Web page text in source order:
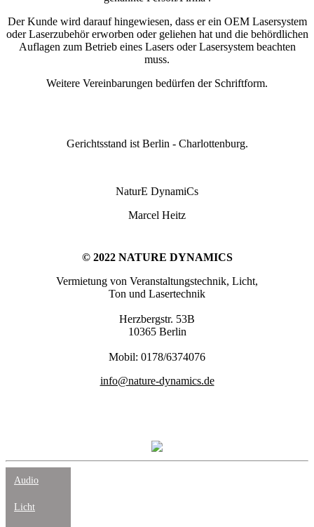
Der Kunde wird darauf hingewiesen, dass er ein OEM Lasersystem
oder Laserzubehör erworben oder geliehen hat und die behördlichen
Auflagen zum Betrieb eines Lasers oder Lasersystem beachten
muss.
Weitere Vereinbarungen bedürfen der Schriftform.
Gerichtsstand ist Berlin - Charlottenburg.
NaturE DynamiCs
Marcel Heitz
© 2022 NATURE DYNAMICS
Vermietung von Veranstaltungstechnik, Licht,
Ton und Lasertechnik
Herzbergstr. 53B
10365 Berlin
Mobil: 0178/6374076
info@nature-dynamics.de
Audio
Licht